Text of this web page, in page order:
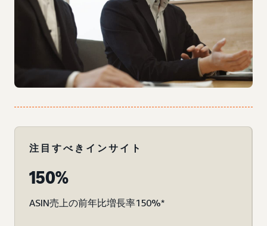
注目すべきインサイト
150%
ASIN売上の前年比増長率150%*